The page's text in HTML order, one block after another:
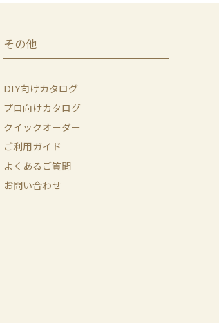
その他
DIY向けカタログ
プロ向けカタログ
クイックオーダー
ご利用ガイド
よくあるご質問
お問い合わせ